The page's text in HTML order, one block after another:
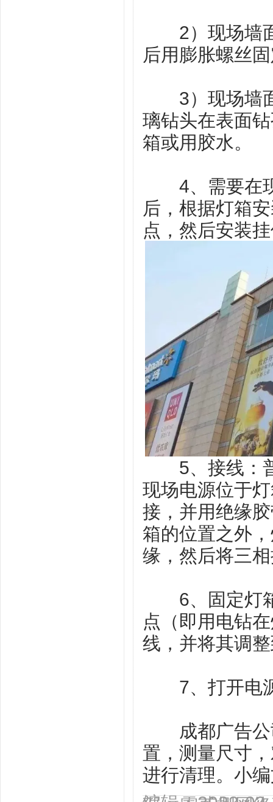
2）现场墙面
后用膨胀螺丝
3）现场墙面
璃钻头在表面
箱或用胶水。
4、需要在现
后，根据灯箱
点，然后安装
5、接线：普
现场电源位于
接，并用绝缘
箱的位置之外
缘，然后将三
6、固定灯箱
点（即用电钻
线，并将其调
7、打开电源
成都广告公
置，测量尺寸
进行清理。小